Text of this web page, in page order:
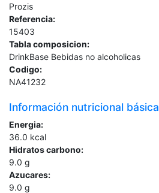
Prozis
Referencia:
15403
Tabla composicion:
DrinkBase Bebidas no alcoholicas
Codigo:
NA41232
Información nutricional básica
Energia:
36.0 kcal
Hidratos carbono:
9.0 g
Azucares:
9.0 g